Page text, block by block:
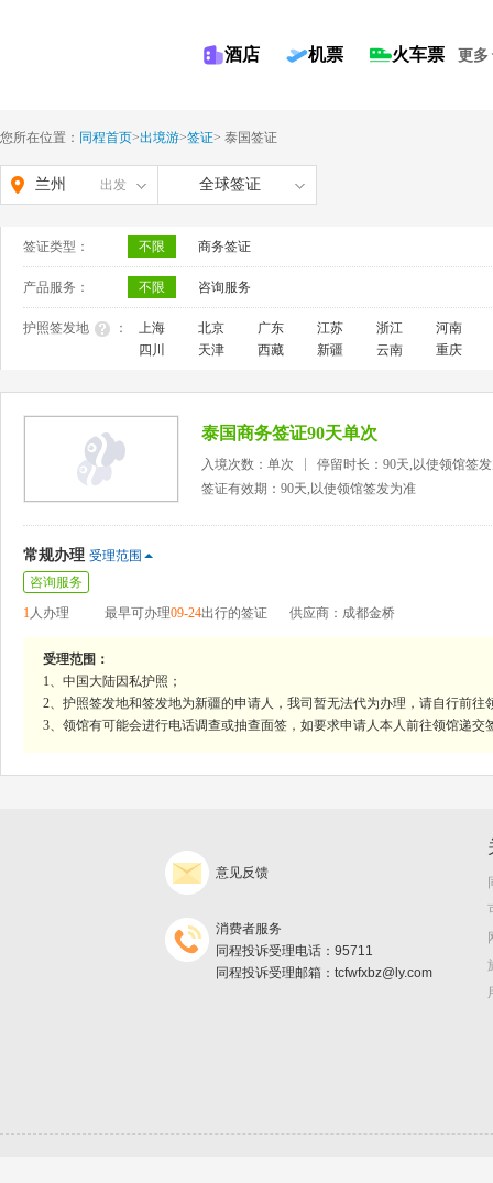
酒店 机票 火车票 更多
您所在位置： 同程首页>出境游>签证> 泰国签证
兰州 出发 全球签证
签证类型： 不限 商务签证
产品服务： 不限 咨询服务
护照签发地 ： 上海 北京 广东 江苏 浙江
河南
四川
天津 西藏 新疆 云南 重庆
泰国商务签证90天单次
入境次数：单次
停留时长：90天,以使领馆签
签证有效期：90天,以使领馆签发为准
常规办理 受理范围
咨询服务
1人办理 最早可办理09-24出行的签证 供应商：成都金桥
受理范围：
1、中国大陆因私护照；
2、护照签发地和签发地为新疆的申请人，我司暂无法代为办理，请自行前往
3、领馆有可能会进行电话调查或抽查面签，如要求申请人本人前往领馆递
意见反馈
消费者服务
同程投诉受理电话：95711
同程投诉受理邮箱：tcfwfxbz@ly.com